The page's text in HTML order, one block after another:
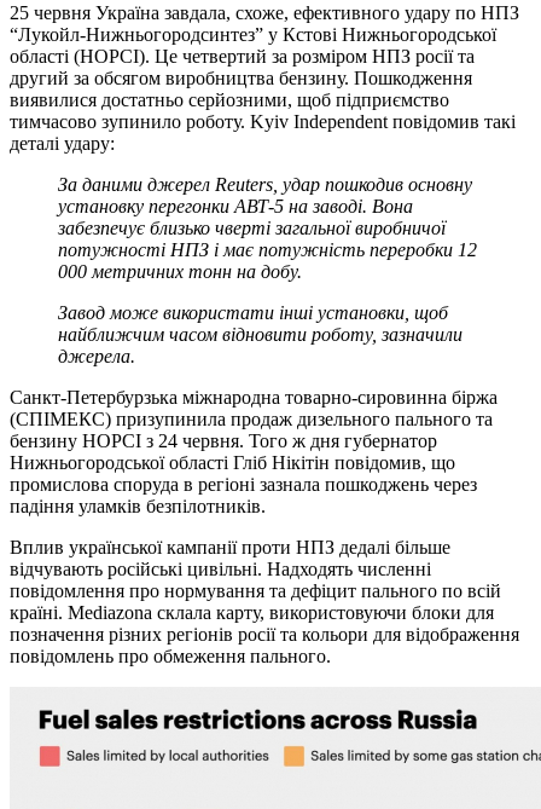
25 червня Україна завдала, схоже, ефективного удару по НПЗ
“Лукойл-Нижньогородсинтез” у Кстові Нижньогородської
області (НОРСІ). Це четвертий за розміром НПЗ росії та
другий за обсягом виробництва бензину. Пошкодження
виявилися достатньо серйозними, щоб підприємство
тимчасово зупинило роботу. Kyiv Independent повідомив такі
деталі удару:
За даними джерел Reuters, удар пошкодив основну
установку перегонки АВТ-5 на заводі. Вона
забезпечує близько чверті загальної виробничої
потужності НПЗ і має потужність переробки 12
000 метричних тонн на добу.
Завод може використати інші установки, щоб
найближчим часом відновити роботу, зазначили
джерела.
Санкт-Петербурзька міжнародна товарно-сировинна біржа
(СПІМЕКС) призупинила продаж дизельного пального та
бензину НОРСІ з 24 червня. Того ж дня губернатор
Нижньогородської області Гліб Нікітін повідомив, що
промислова споруда в регіоні зазнала пошкоджень через
падіння уламків безпілотників.
Вплив української кампанії проти НПЗ дедалі більше
відчувають російські цивільні. Надходять численні
повідомлення про нормування та дефіцит пального по всій
країні. Mediazona склала карту, використовуючи блоки для
позначення різних регіонів росії та кольори для відображення
повідомлень про обмеження пального.